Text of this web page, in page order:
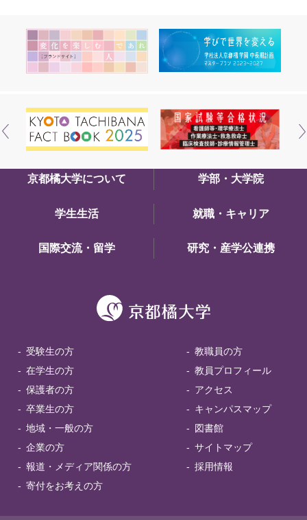
京都橘大学について 学部・大学院
学生生活 就職・キャリア
国際交流・留学 研究・産学公連携
受験生の方
在学生の方
保護者の方
卒業生の方
地域・一般の方
企業の方
報道・メディア関係の方
寄付をお考えの方
教職員の方
教員プロフィール
アクセス
キャンパスマップ
図書館
サイトマップ
採用情報